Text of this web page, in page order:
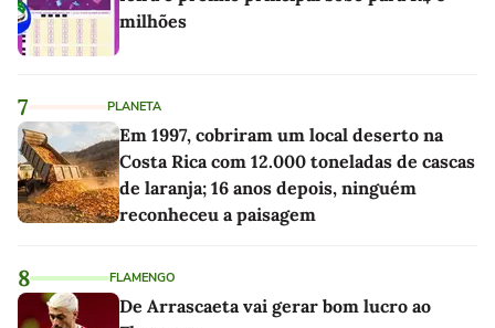
milhões
7 PLANETA
Em 1997, cobriram um local deserto na
Costa Rica com 12.000 toneladas de cascas
de laranja; 16 anos depois, ninguém
reconheceu a paisagem
8 FLAMENGO
De Arrascaeta vai gerar bom lucro ao